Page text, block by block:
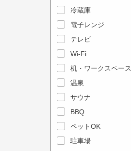
n
d
a
r
a
n
s
e
l
c
a
l
e
n
d
r
a
n
s
e
冷蔵庫
電子レンジ
テレビ
Wi-Fi
机・ワークスペース
温泉
サウナ
BBQ
ペットOK
駐車場